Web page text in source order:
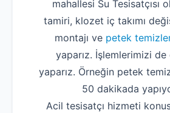
mahallesi Su Tesisatçısı
tamiri, klozet iç takımı
montajı ve petek
yaparız. İşlemlerimizi de
yaparız. Örneğin petek
50 dakikada
Acil tesisatçı hizmeti